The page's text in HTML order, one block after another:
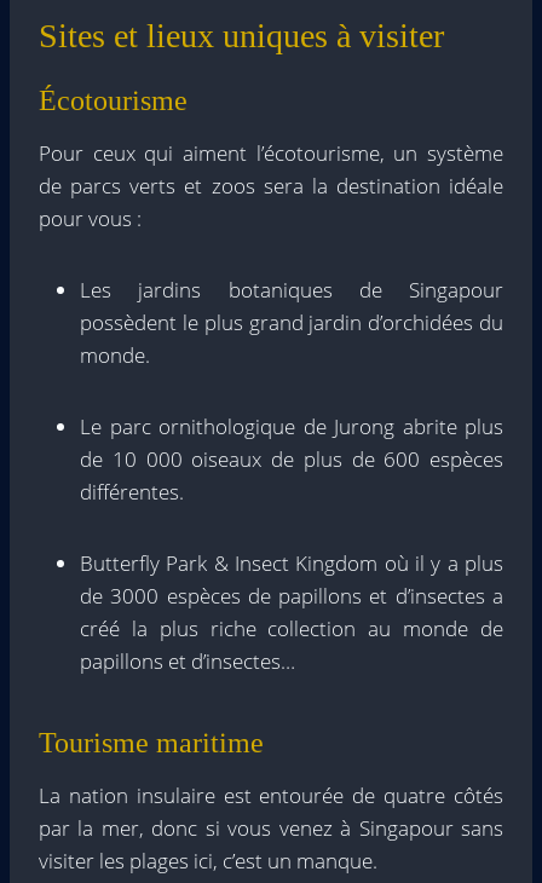
Sites et lieux uniques à visiter
Écotourisme
Pour ceux qui aiment l’écotourisme, un système
de parcs verts et zoos sera la destination idéale
pour vous :
Les jardins botaniques de Singapour
possèdent le plus grand jardin d’orchidées du
monde.
Le parc ornithologique de Jurong abrite plus
de 10 000 oiseaux de plus de 600 espèces
différentes.
Butterfly Park & ​​Insect Kingdom où il y a plus
de 3000 espèces de papillons et d’insectes a
créé la plus riche collection au monde de
papillons et d’insectes…
Tourisme maritime
La nation insulaire est entourée de quatre côtés
par la mer, donc si vous venez à Singapour sans
visiter les plages ici, c’est un manque.